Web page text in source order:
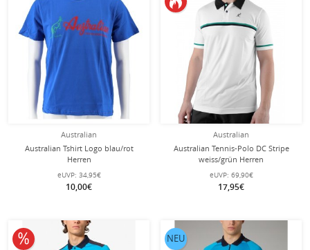
Australian
Australian Tshirt Logo blau/rot
Herren
eUVP: 34,95€
10,00€
Australian
Australian Tennis-Polo DC Stripe
weiss/grün Herren
eUVP: 69,90€
17,95€
10% reduziert NEU